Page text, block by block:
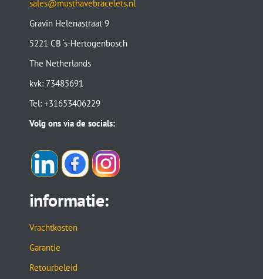
sales@musthavebracelets.nl
Gravin Helenastraat 9
5221 CB ‘s-Hertogenbosch
The Netherlands
kvk: 73485691
Tel: +31653406229
Volg ons via de socials:
informatie:
Vrachtkosten
Garantie
Retourbeleid